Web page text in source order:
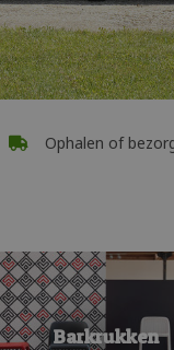
Ophalen of
Barkrukken